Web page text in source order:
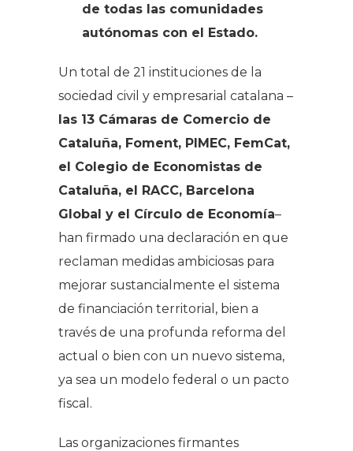
de todas las comunidades
autónomas con el Estado.
Un total de 21 instituciones de la
sociedad civil y empresarial catalana –
las 13 Cámaras de Comercio de
Cataluña, Foment, PIMEC, FemCat,
el Colegio de Economistas de
Cataluña, el RACC, Barcelona
Global y el Círculo de Economía–
han firmado una declaración en que
reclaman medidas ambiciosas para
mejorar sustancialmente el sistema
de financiación territorial, bien a
través de una profunda reforma del
actual o bien con un nuevo sistema,
ya sea un modelo federal o un pacto
fiscal.
Las organizaciones firmantes